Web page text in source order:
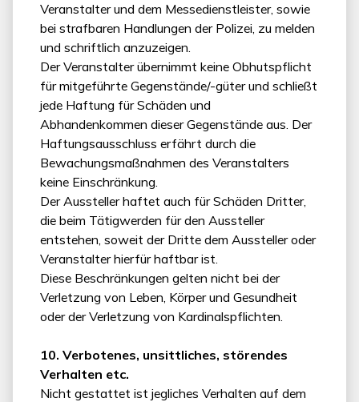
Veranstalter und dem Messedienstleister, sowie
bei strafbaren Handlungen der Polizei, zu melden
und schriftlich anzuzeigen.
Der Veranstalter übernimmt keine Obhutspflicht
für mitgeführte Gegenstände/-güter und schließt
jede Haftung für Schäden und
Abhandenkommen dieser Gegenstände aus. Der
Haftungsausschluss erfährt durch die
Bewachungsmaßnahmen des Veranstalters
keine Einschränkung.
Der Aussteller haftet auch für Schäden Dritter,
die beim Tätigwerden für den Aussteller
entstehen, soweit der Dritte dem Aussteller oder
Veranstalter hierfür haftbar ist.
Diese Beschränkungen gelten nicht bei der
Verletzung von Leben, Körper und Gesundheit
oder der Verletzung von Kardinalspflichten.
10. Verbotenes, unsittliches, störendes
Verhalten etc.
Nicht gestattet ist jegliches Verhalten auf dem